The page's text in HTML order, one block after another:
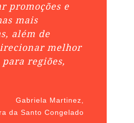
promoções e
mais
além de
melhor
para regiões,
Gabriela Martinez,
da Santo Congelado